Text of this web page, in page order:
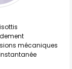
mécaniques